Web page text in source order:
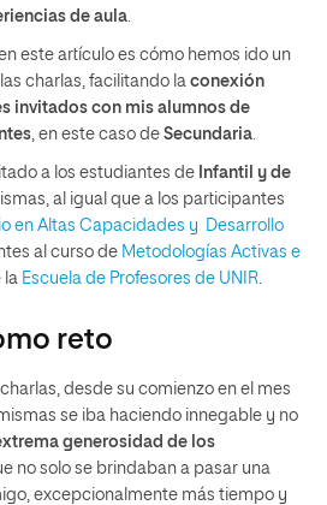
de aula.
este artículo es cómo hemos ido un
charlas, facilitando la conexión
invitados con mis alumnos de
, en este caso de Secundaria.
a los estudiantes de Infantil y de
al igual que a los participantes
en Altas Capacidades y Desarrollo
al curso de Metodologías Activas e
la Escuela de Profesores de UNIR.
reto
desde su comienzo en el mes
se iba haciendo innegable y no
generosidad de los
no solo se brindaban a pasar una
excepcionalmente más tiempo y